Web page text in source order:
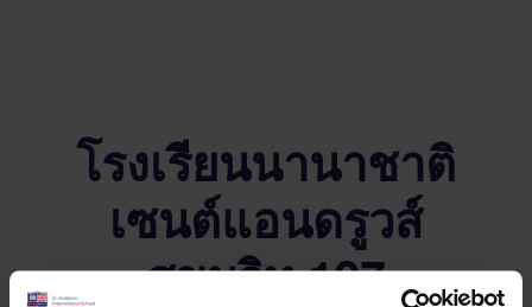
โรงเรียนนานาชาติ
เซนต์แอนดรูวส์
สุขุมวิท 107